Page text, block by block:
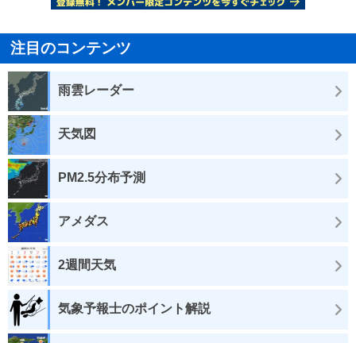
注目のコンテンツ
雨雲レーダー
天気図
PM2.5分布予測
アメダス
2週間天気
気象予報士のポイント解説